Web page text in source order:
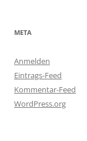
META
Anmelden
Eintrags-Feed
Kommentar-Feed
WordPress.org